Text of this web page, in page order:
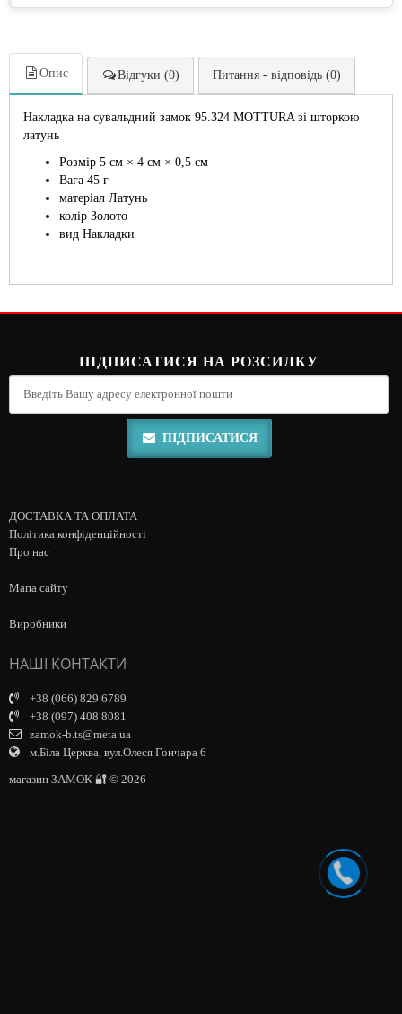
Опис Відгуки (0) Питання - відповідь (0)
Накладка на сувальдний замок 95.324 MOTTURA зі шторкою
латунь
Розмір 5 см × 4 см × 0,5 см
Вага 45 г
матеріал Латунь
колір Золото
вид Накладки
ПІДПИСАТИСЯ НА РОЗСИЛКУ
ПІДПИСАТИСЯ
ДОСТАВКА ТА ОПЛАТА
Політика конфіденційності
Про нас
Мапа сайту
Виробники
НАШІ КОНТАКТИ
+38 (066) 829 6789
+38 (097) 408 8081
zamok-b.ts@meta.ua
м.Біла Церква, вул.Олеся Гончара 6
магазин ЗАМОК 🔐 © 2026